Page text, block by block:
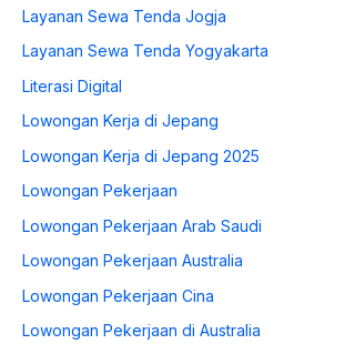
Layanan Sewa Tenda Jogja
Layanan Sewa Tenda Yogyakarta
Literasi Digital
Lowongan Kerja di Jepang
Lowongan Kerja di Jepang 2025
Lowongan Pekerjaan
Lowongan Pekerjaan Arab Saudi
Lowongan Pekerjaan Australia
Lowongan Pekerjaan Cina
Lowongan Pekerjaan di Australia